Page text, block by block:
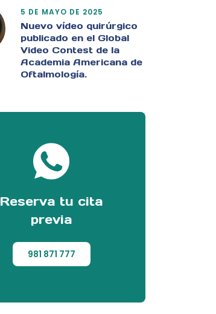
5 DE MAYO DE 2025
Nuevo vídeo quirúrgico
publicado en el Global
Video Contest de la
Academia Americana de
Oftalmología.
Reserva tu cita
previa
981 871 777